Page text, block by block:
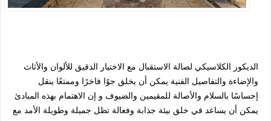
الديكور الكلاسيكي لصالة الاستقبال مع الاختيار الدقيق للألوان والأثاث
والإضاءة والتفاصيل الفنية يمكن أن يخلق جوًا فاخرًا وممتعًا ينقل
إحساسًا بالسلام والأصالة للمقيمين والضيوف و إن الاهتمام بهذه المبادئ
يمكن أن يساعد في خلق بيئة جذابة وفعالة تظل جميلة وطويلة الأمد مع